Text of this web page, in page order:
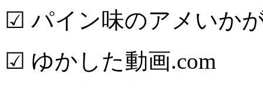
☑ パイン味のアメいか
☑ ゆかした動画.com